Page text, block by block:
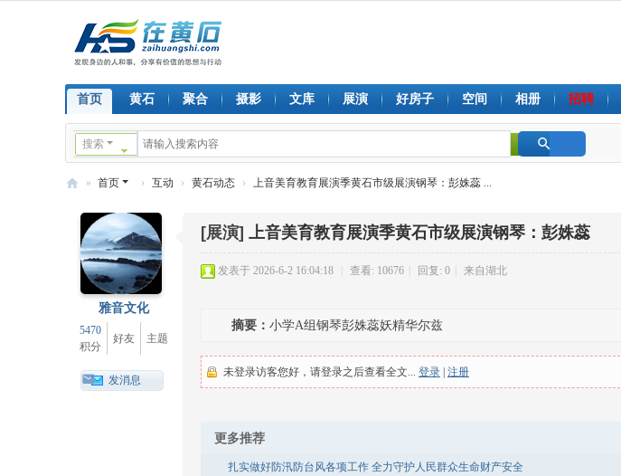
首页 黄石 聚合 摄影 文库 展演 好房子 空间 相册 招聘
搜索
» 首页 › 互动 › 黄石动态 › 上音美育教育展演季黄石市级展演钢琴：彭姝蕊 ...
雅音文化
5470
积分
好友 主题
发消息
[展演] 上音美育教育展演季黄石市级展演钢琴：彭姝蕊
发表于 2026-6-2 16:04:18 查看: 10676 回复: 0 来自湖北
摘要： 小学A组钢琴彭姝蕊妖精华尔兹
未登录访客您好，请登录之后查看全文... 登录 注册
更多推荐
扎实做好防汛防台风各项工作 全力守护人民群众生命财产安全